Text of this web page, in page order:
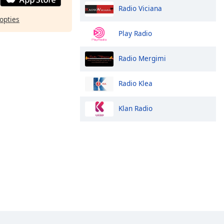
Radio Viciana
Play Radio
Radio Mergimi
Radio Klea
Klan Radio